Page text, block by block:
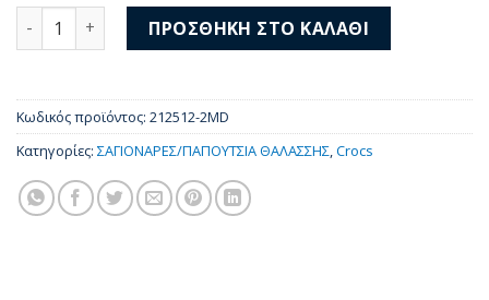
Crocs ClscDnmFlwrAdjBackstrapClogT 212512-2MD
ΠΡΟΣΘΉΚΗ ΣΤΟ ΚΑΛΆΘΙ
Κωδικός προϊόντος: 212512-2MD
Κατηγορίες: ΣΑΓΙΟΝΑΡΕΣ/ΠΑΠΟΥΤΣΙΑ ΘΑΛΑΣΣΗΣ Crocs